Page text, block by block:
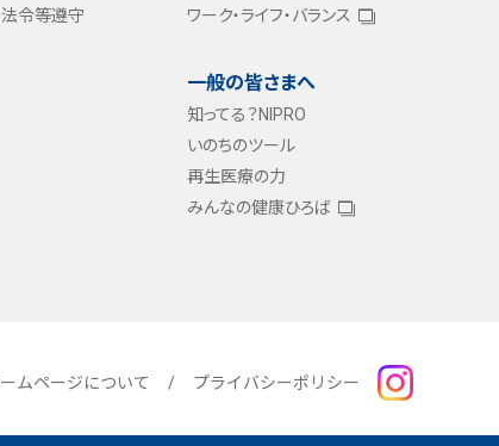
法令等遵守
ワーク・ライフ・バランス
一般の皆さまへ
知ってる？NIPRO
いのちのツール
再生医療の力
みんなの健康ひろば
ムページについて プライバシーポリシー